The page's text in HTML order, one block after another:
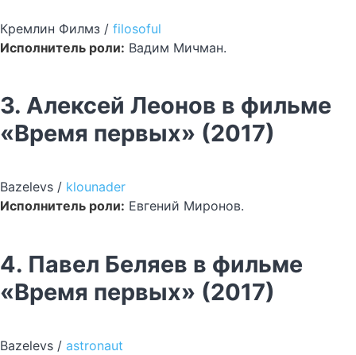
Кремлин Филмз / filosoful
Исполнитель роли: Вадим Мичман.
3. Алексей Леонов в фильме
«Время первых» (2017)
Bazelevs / klounader
Исполнитель роли: Евгений Миронов.
4. Павел Беляев в фильме
«Время первых» (2017)
Bazelevs / astronaut